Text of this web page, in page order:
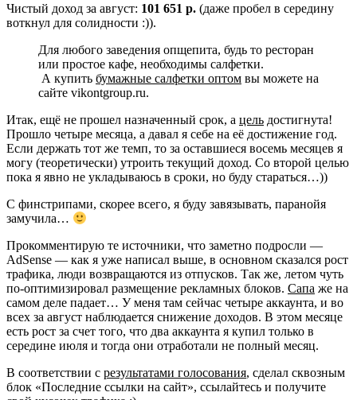
Чистый доход за август: 101 651 р. (даже пробел в середину
воткнул для солидности :)).
Для любого заведения опщепита, будь то ресторан
или простое кафе, необходимы салфетки.
А купить бумажные салфетки оптом вы можете на
сайте vikontgroup.ru.
Итак, ещё не прошел назначенный срок, а цель достигнута!
Прошло четыре месяца, а давал я себе на её достижение год.
Если держать тот же темп, то за оставшиеся восемь месяцев я
могу (теоретически) утроить текущий доход. Со второй целью
пока я явно не укладываюсь в сроки, но буду стараться…))
С финстрипами, скорее всего, я буду завязывать, паранойя
замучила…
Прокомментирую те источники, что заметно подросли —
AdSense — как я уже написал выше, в основном сказался рост
трафика, люди возвращаются из отпусков. Так же, летом чуть
по-оптимизировал размещение рекламных блоков. Сапа же на
самом деле падает… У меня там сейчас четыре аккаунта, и во
всех за август наблюдается снижение доходов. В этом месяце
есть рост за счет того, что два аккаунта я купил только в
середине июля и тогда они отработали не полный месяц.
В соответствии с результатами голосования, сделал сквозным
блок «Последние ссылки на сайт», ссылайтесь и получите